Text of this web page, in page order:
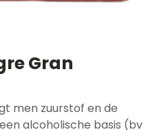
Gran
men zuurstof en de
alcoholische basis (bv